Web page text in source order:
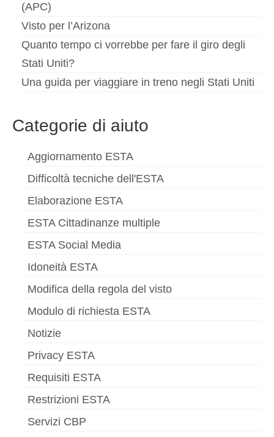
(APC)
Visto per l’Arizona
Quanto tempo ci vorrebbe per fare il giro degli
Stati Uniti?
Una guida per viaggiare in treno negli Stati Uniti
Categorie di aiuto
Aggiornamento ESTA
Difficoltà tecniche dell'ESTA
Elaborazione ESTA
ESTA Cittadinanze multiple
ESTA Social Media
Idoneità ESTA
Modifica della regola del visto
Modulo di richiesta ESTA
Notizie
Privacy ESTA
Requisiti ESTA
Restrizioni ESTA
Servizi CBP